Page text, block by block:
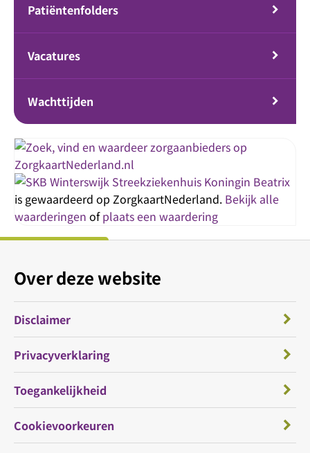
Patiëntenfolders
Vacatures
Wachttijden
Streekziekenhuis Koningin Beatrix
is gewaardeerd op ZorgkaartNederland. Bekijk alle
waarderingen ofplaats een waardering
Over deze website
Disclaimer
Privacyverklaring
Toegankelijkheid
Cookievoorkeuren